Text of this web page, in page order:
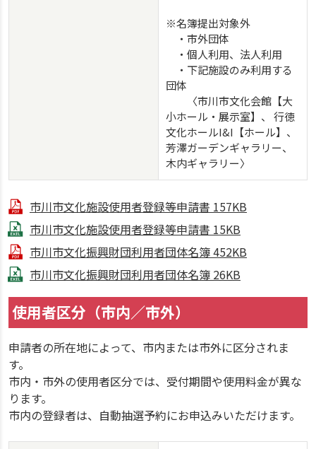
※名簿提出対象外
・市外団体
・個人利用、法人利用
・下記施設のみ利用する
団体
〈市川市文化会館【大
小ホール・展示室】、 行徳
文化ホールI&I【ホール】、
芳澤ガーデンギャラリー、
木内ギャラリー〉
市川市文化施設使用者登録等申請書 157KB
市川市文化施設使用者登録等申請書 15KB
市川市文化振興財団利用者団体名簿452KB
市川市文化振興財団利用者団体名簿 26KB
使用者区分（市内／市外）
申請者の所在地によって、市内または市外に区分されま
す。
市内・市外の使用者区分では、受付期間や使用料金が異な
ります。
市内の登録者は、自動抽選予約にお申込みいただけます。